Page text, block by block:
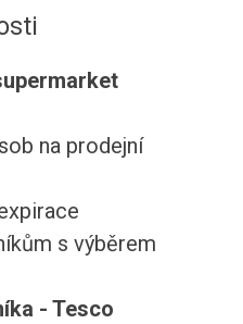
na prodejní
s výběrem
- Tesco